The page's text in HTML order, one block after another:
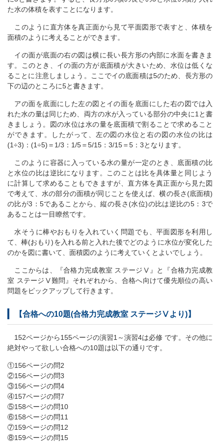
た水の体積を表すことになります。
このように直方体を真正面から見て平面図形で表すと、体積を
面積のように考えることができます。
イの面が底面の右の図は横に長い長方形の内部に水面を書きま
す。このとき、イの面の方が底面積が大きいため、水位は低くな
ることに注意しましょう。ここでイの底面積は5のため、長方形の
下の辺のところに5と書きます。
アの面を底面にした左の図とイの面を底面にした右の図では入
れた水の量は同じため、両方の水が入っている部分の中央に1と書
きましょう。図の水位は水の量を底面積で割ることで求めること
ができます。したがって、左の図の水位と右の図の水位の比は
(1÷3)：(1÷5)＝1/3：1/5＝5/15：3/15＝5：3となります。
このように容器に入っている水の量が一定のとき、底面積の比
と水位の比は逆比になります。このことは比を具体量と同じよう
に計算して求めることもできますが、直方体を真正面から見た図
で考えて、水の部分の面積が同じことを使えば、横の長さ(底面積)
の比が3：5であることから、縦の長さ(水位)の比は逆比の5：3で
あることは一目瞭然です。
水そうに棒やおもりを入れていく問題でも、平面図形を利用し
て、棒(おもり)を入れる前と入れた後でどのように水位が変化した
のかを図に書いて、面積図のように考えていくとよいでしょう。
ここからは、『合格力完成教室 ステージⅤ』と『合格力完成教
室 ステージⅤ難問』それぞれから、合格へ向けて優先順位の高い
問題をピックアップして行きます。
【合格への10題(合格力完成教室 ステージⅤより)】
152ページから155ページの演習1～演習4は必修 です。その他に
絶対やって欲しい合格への10題は以下の通りです。
①156ページの問2
②156ページの問3
③156ページの問4
④157ページの問7
⑤158ページの問10
⑥158ページの問11
⑦159ページの問12
⑧159ページの問15